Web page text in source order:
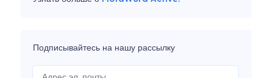
Подписывайтесь на нашу рассылку